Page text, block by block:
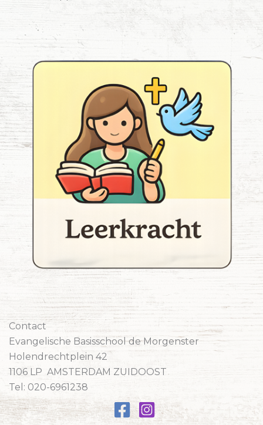
Contact
Evangelische Basisschool de Morgenster
Holendrechtplein 42
1106 LP AMSTERDAM ZUIDOOST
Tel: 020-6961238